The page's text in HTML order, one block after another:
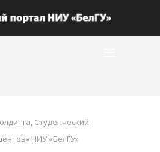
, Студенческий
НИУ «БелГУ»